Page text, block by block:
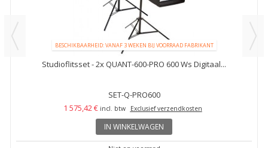
BESCHIKBAARHEID: VANAF 3 WEKEN BIJ VOORRAAD FABRIKANT
Studioflitsset - 2x QUANT-600-PRO 600 Ws Digitaal...
SET-Q-PRO600
1 575,42 € incl. btw Exclusief verzendkosten
IN WINKELWAGEN